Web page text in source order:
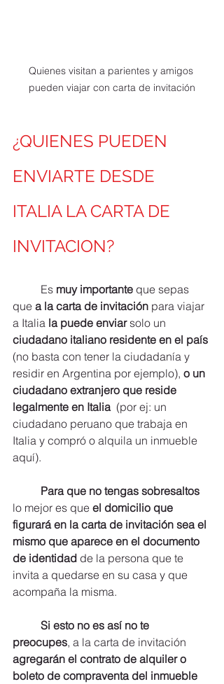
Quienes visitan a parientes y amigos
pueden viajar con carta de invitación
¿QUIENES PUEDEN
ENVIARTE DESDE
ITALIA LA CARTA DE
INVITACION?
	Es
muy importante que sepas
que a la carta de invitación para viajar
a Italia la puede enviar solo un
ciudadano italiano residente en el país
(no basta con tener la ciudadanía y
residir en Argentina por ejemplo), o un
ciudadano extranjero que reside
legalmente en Italia
  (por ej: un
ciudadano peruano que trabaja en
Italia y compró o alquila un inmueble
aquí).
Para que no tengas sobresaltos
lo mejor es que el domicilio que
figurará en la carta de invitación sea el
mismo que aparece en el documento
de identidad de la persona que te
invita a quedarse en su casa y que
acompaña la misma.
Si esto no es así no te
preocupes, a la carta de invitación
agregarán el contrato de alquiler o
boleto de compraventa del inmueble